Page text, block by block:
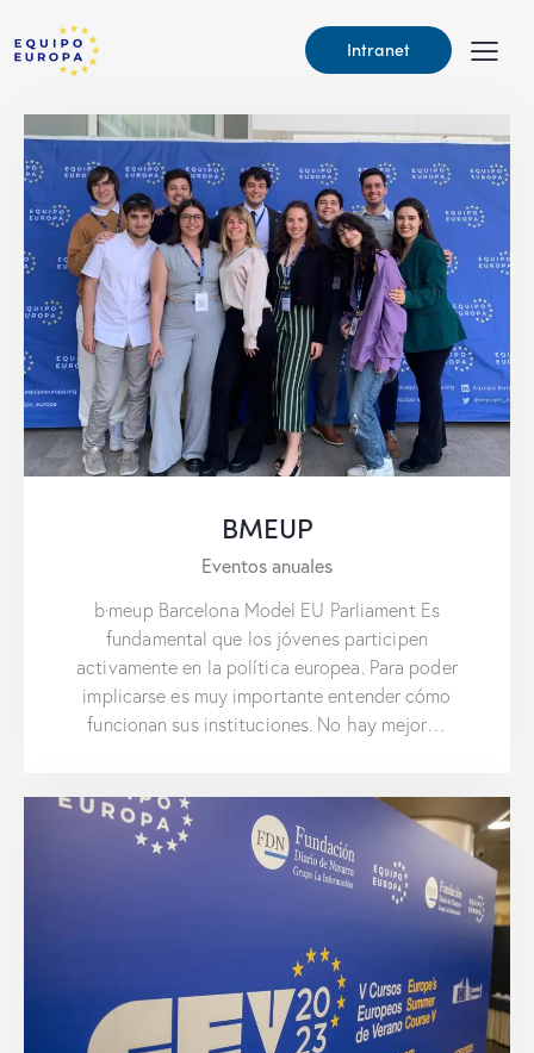
Intranet
BMEUP
Eventos anuales
b·meup Barcelona Model EU Parliament Es
fundamental que los jóvenes participen
activamente en la política europea. Para poder
implicarse es muy importante entender cómo
funcionan sus instituciones. No hay mejor…